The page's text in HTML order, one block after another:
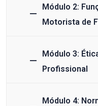
Módulo 2:
Motorista de
Módulo 3:
Profissional
Módulo 4: